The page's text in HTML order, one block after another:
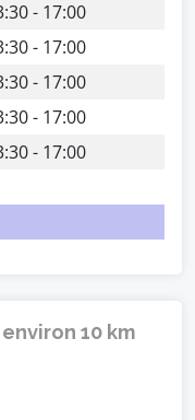
- 17:00
- 17:00
- 17:00
- 17:00
- 17:00
environ 10 km